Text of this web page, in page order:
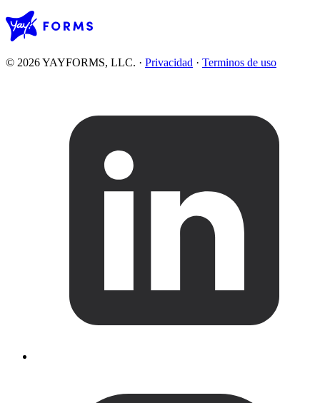
© 2026 YAYFORMS, LLC. · Privacidad · Terminos de uso